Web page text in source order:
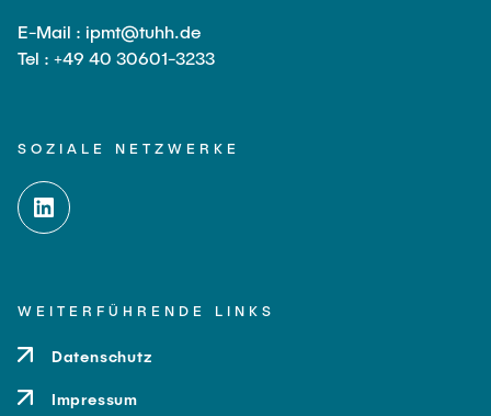
E-Mail : ipmt@tuhh.de
Tel : +49 40 30601-3233
SOZIALE NETZWERKE
WEITERFÜHRENDE LINKS
Datenschutz
Impressum